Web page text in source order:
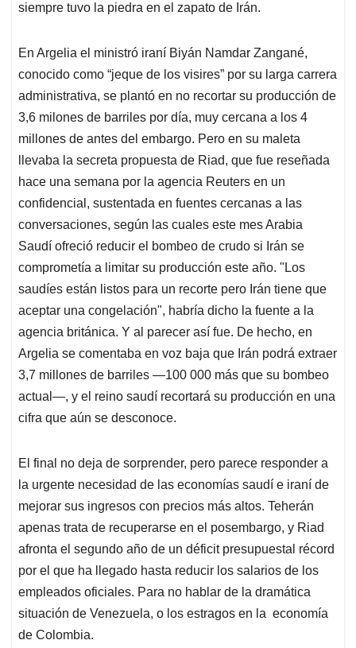
siempre tuvo la piedra en el zapato de Irán.
En Argelia el ministró iraní Biyán Namdar Zangané,
conocido como “jeque de los visires” por su larga carrera
administrativa, se plantó en no recortar su producción de
3,6 milones de barriles por día, muy cercana a los 4
millones de antes del embargo. Pero en su maleta
llevaba la secreta propuesta de Riad, que fue reseñada
hace una semana por la agencia Reuters en un
confidencial, sustentada en fuentes cercanas a las
conversaciones, según las cuales este mes Arabia
Saudí ofreció reducir el bombeo de crudo si Irán se
comprometía a limitar su producción este año. "Los
saudíes están listos para un recorte pero Irán tiene que
aceptar una congelación", habría dicho la fuente a la
agencia británica. Y al parecer así fue. De hecho, en
Argelia se comentaba en voz baja que Irán podrá extraer
3,7 millones de barriles —100 000 más que su bombeo
actual—, y el reino saudí recortará su producción en una
cifra que aún se desconoce.
El final no deja de sorprender, pero parece responder a
la urgente necesidad de las economías saudí e iraní de
mejorar sus ingresos con precios más altos. Teherán
apenas trata de recuperarse en el posembargo, y Riad
afronta el segundo año de un déficit presupuestal récord
por el que ha llegado hasta reducir los salarios de los
empleados oficiales. Para no hablar de la dramática
situación de Venezuela, o los estragos en la economía
de Colombia.